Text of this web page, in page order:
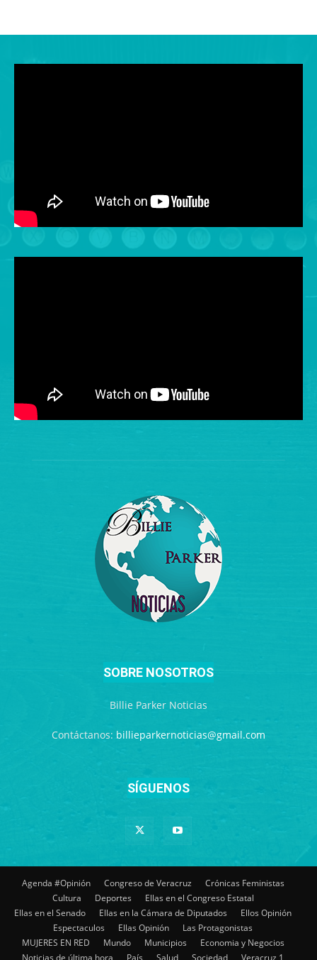
SOBRE NOSOTROS
Billie Parker Noticias
Contáctanos: billieparkernoticias@gmail.com
SÍGUENOS
Agenda #Opinión Congreso de Veracruz
Crónicas Feministas
Cultura
Deportes
Ellas en el Congreso Estatal
Ellas en el Senado
Ellas en la Cámara de Diputados
Ellos Opinión
Espectaculos
Ellas Opinión
Las Protagonistas
MUJERES EN RED
Mundo Municipios
Economia y Negocios
Noticias de última hora
País Salud Sociedad Veracruz 1